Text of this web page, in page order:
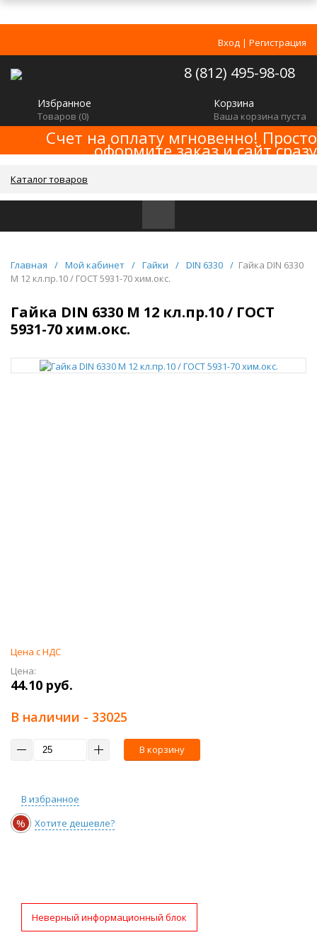
Вход | Регистрация
8 (812) 495-98-08
Избранное
Товаров (0)
Корзина
Ваша корзина пуста
Счет на оплату мгновенно! Просто
оформите заказ и сайт сразу
Каталог товаров
Главная / Мой кабинет / Гайки / DIN 6330 / Гайка DIN 6330
M 12 кл.пр.10 / ГОСТ 5931-70 хим.окс.
Гайка DIN 6330 M 12 кл.пр.10 / ГОСТ
5931-70 хим.окс.
Цена с НДС
Цена:
44.10 руб.
В наличии - 33025
В корзину
В избранное
% Хотите дешевле?
Неверный информационный блок